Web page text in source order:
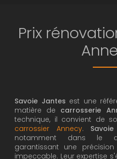
Prix
Savoie Jantes est une
matière de carrosserie
technique, il convient de
carrossier Annecy.
notamment dans le
garantissant une
impeccable. Leur expertise